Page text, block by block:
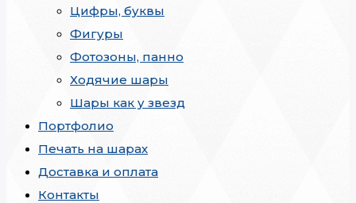
Цифры, буквы
Фигуры
Фотозоны, панно
Ходячие шары
Шары как у звезд
Портфолио
Печать на шарах
Доставка и оплата
Контакты